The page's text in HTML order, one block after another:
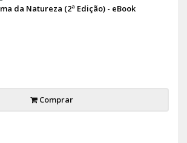
da Natureza (2ª Edição) - eBook
Comprar